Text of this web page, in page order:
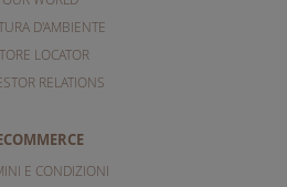
D'AMBIENTE
LOCATOR
RELATIONS
E CONDIZIONI